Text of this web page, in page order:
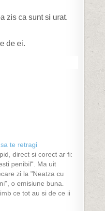
zis ca sunt si urat.
de ei.
te retragi
direct si corect ar fi:
penibil". Ma uit
zi la "Neatza cu
o emisiune buna.
ce tot au si de ce ii